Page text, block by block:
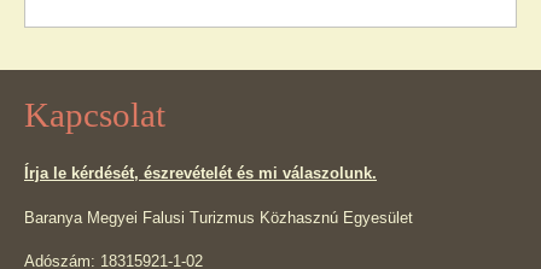
Kapcsolat
Írja le kérdését, észrevételét és mi válaszolunk.
Baranya Megyei Falusi Turizmus Közhasznú Egyesület
Adószám: 18315921-1-02